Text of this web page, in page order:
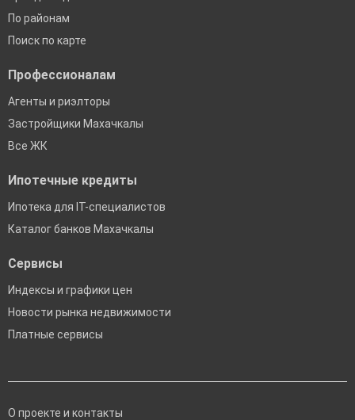
По районам
Поиск по карте
Профессионалам
Агенты и риэлторы
Застройщики Махачкалы
Все ЖК
Ипотечные кредиты
Ипотека для IT-специалистов
Каталог банков Махачкалы
Сервисы
Индексы и графики цен
Новости рынка недвижимости
Платные сервисы
О проекте и контакты